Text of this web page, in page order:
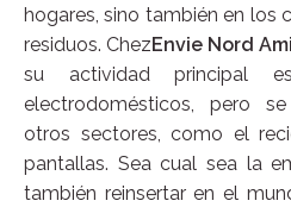
hogares, sino también en los
residuos. ChezEnvie Nord
su actividad principal
electrodomésticos, pero
otros sectores, como el
pantallas. Sea cual sea la
también reinsertar en el